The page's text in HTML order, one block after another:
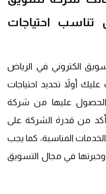
تناسب احتياجات
الكتروني في الرياض
أولاً تحديد احتياجات
الحصول عليها من شركة
من قدرة الشركة على
المناسبة، كما يجب
في مجال التسويق